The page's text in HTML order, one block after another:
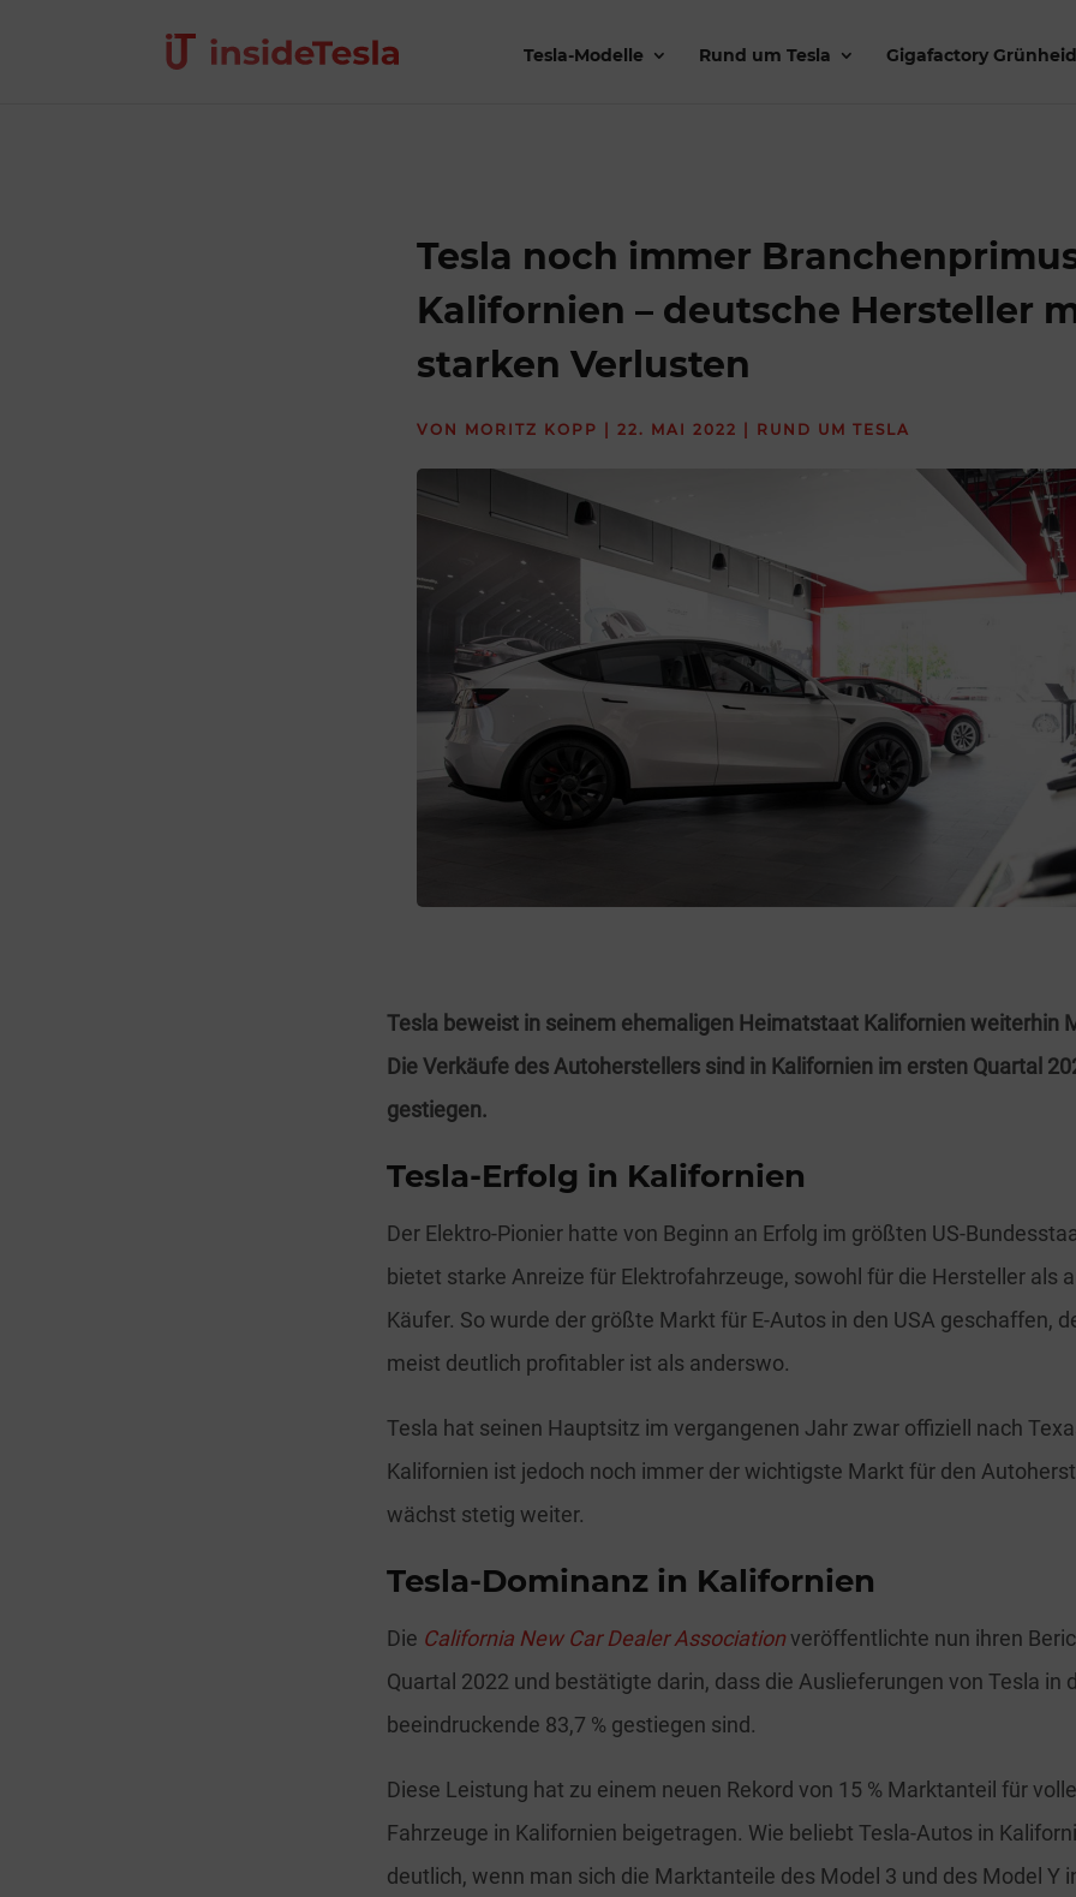
Tesla-Modelle Rund um Tesla Gigafactory
Tesla noch immer
Kalifornien – deutsche Hersteller
starken Verlusten
VON MORITZ KOPP | 22. MAI 2022 | RUND UM TESLA
Tesla beweist in seinem ehemaligen Heimatstaat Kalifornien weiterhin
Die Verkäufe des Autoherstellers sind in Kalifornien im ersten Quartal
gestiegen.
Tesla-Erfolg in Kalifornien
Der Elektro-Pionier hatte von Beginn an Erfolg im größten US-
bietet starke Anreize für Elektrofahrzeuge, sowohl für die Hersteller als
Käufer. So wurde der größte Markt für E-Autos in den USA geschaffen,
meist deutlich profitabler ist als anderswo.
Tesla hat seinen Hauptsitz im vergangenen Jahr zwar offiziell nach
Kalifornien ist jedoch noch immer der wichtigste Markt für den
wächst stetig weiter.
Tesla-Dominanz in Kalifornien
Die California New Car Dealer Associationveröffentlichte nun ihren
Quartal 2022 und bestätigte darin, dass die Auslieferungen von Tesla in
beeindruckende 83,7 % gestiegen sind.
Diese Leistung hat zu einem neuen Rekord von 15 % Marktanteil für
Fahrzeuge in Kalifornien beigetragen. Wie beliebt Tesla-Autos in
deutlich, wenn man sich die Marktanteile des Model 3 und des Model Y